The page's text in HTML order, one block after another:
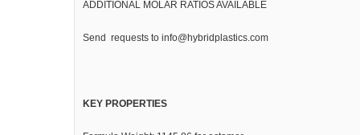
ADDITIONAL MOLAR RATIOS AVAILABLE
Send requests to info@hybridplastics.com
KEY PROPERTIES